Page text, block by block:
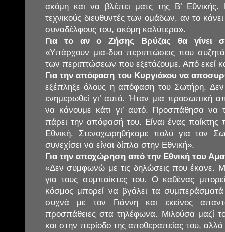
ακόμη και να βλέπει ματς της Β’
τεχνικούς διευθυντές των ομάδων, αν το
συναδέλφους του, ακόμη καλύτερα».
Για το αν ο Ζήσης Βρύζας θα γίνει
«Υπάρχουν μια-δυο περιπτώσεις που
των περιπτώσεων που εξετάζουμε. Από εκεί
Για την απόφαση του Κυργιάκου να
εξέπληξε όλους η απόφαση του Σωτήρη. Δεν
ενημερωθεί γι’ αυτό. Ήταν μια προσωπική
να κάνουμε κάτι γι’ αυτό. Προσπάθησα να
πάρει την απόφασή του. Είναι ένας
Εθνική. Στενοχωρηθήκαμε πολύ για τον
συνεχίσει να είναι δίπλα στην Εθνική».
Για την αποχώρηση από την Εθνική του
«Δεν συμφωνώ με τις δηλώσεις που έκανε.
για τους συμπαίκτες του. Ο καθένας
κόσμος μπορεί να βγάλει τα
συχνά με τον Γιάννη και εκείνος
προσπάθειες στα τηλέφωνα. Μιλούσα μαζί
και στην περίοδο της αποθεραπείας του, αλλά